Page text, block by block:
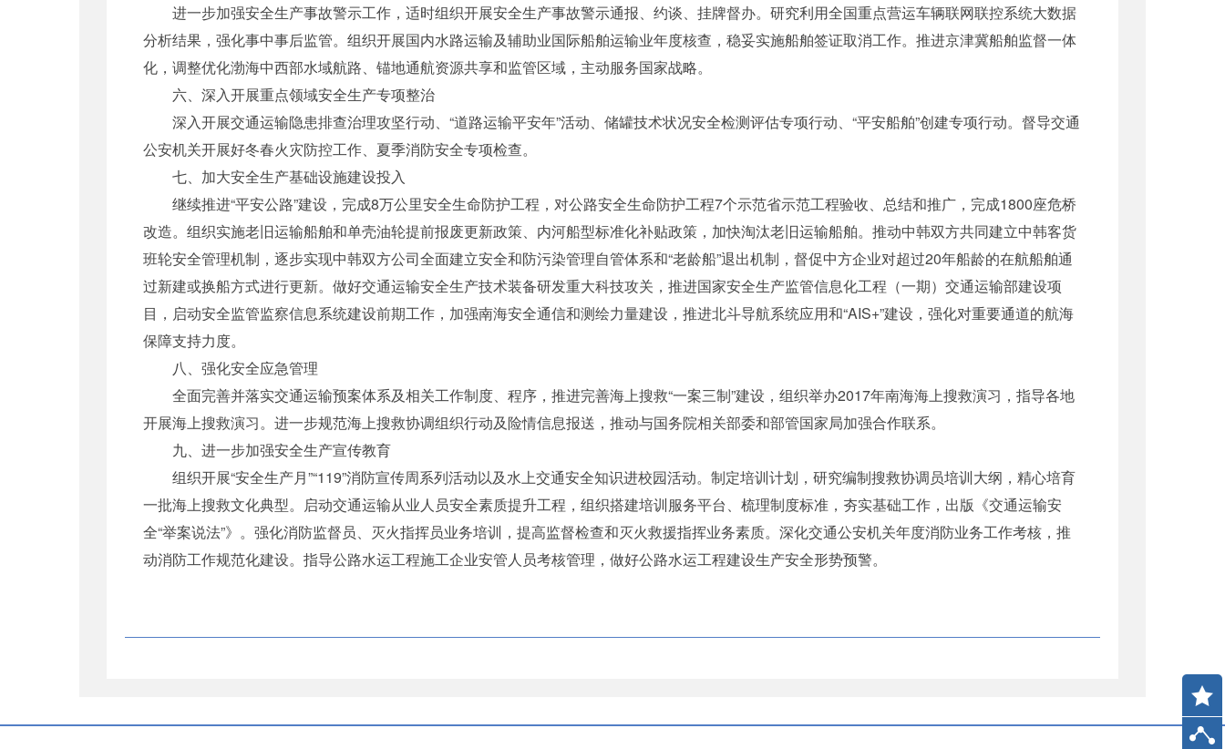
进一步加强安全生产事故警示工作，适时组织开展安全生产事故警示通报、约谈、挂牌督办。研究利用全国重点营运车辆联网联控系统大数据
分析结果，强化事中事后监管。组织开展国内水路运输及辅助业国际船舶运输业年度核查，稳妥实施船舶签证取消工作。推进京津冀船舶监督一体
化，调整优化渤海中西部水域航路、锚地通航资源共享和监管区域，主动服务国家战略。
六、深入开展重点领域安全生产专项整治
深入开展交通运输隐患排查治理攻坚行动、“道路运输平安年”活动、储罐技术状况安全检测评估专项行动、“平安船舶”创建专项行动。督导交通
公安机关开展好冬春火灾防控工作、夏季消防安全专项检查。
七、加大安全生产基础设施建设投入
继续推进“平安公路”建设，完成8万公里安全生命防护工程，对公路安全生命防护工程7个示范省示范工程验收、总结和推广，完成1800座危桥
改造。组织实施老旧运输船舶和单壳油轮提前报废更新政策、内河船型标准化补贴政策，加快淘汰老旧运输船舶。推动中韩双方共同建立中韩客货
班轮安全管理机制，逐步实现中韩双方公司全面建立安全和防污染管理自管体系和“老龄船”退出机制，督促中方企业对超过20年船龄的在航船舶通
过新建或换船方式进行更新。做好交通运输安全生产技术装备研发重大科技攻关，推进国家安全生产监管信息化工程（一期）交通运输部建设项
目，启动安全监管监察信息系统建设前期工作，加强南海安全通信和测绘力量建设，推进北斗导航系统应用和“AIS+”建设，强化对重要通道的航海
保障支持力度。
八、强化安全应急管理
全面完善并落实交通运输预案体系及相关工作制度、程序，推进完善海上搜救“一案三制”建设，组织举办2017年南海海上搜救演习，指导各地
开展海上搜救演习。进一步规范海上搜救协调组织行动及险情信息报送，推动与国务院相关部委和部管国家局加强合作联系。
九、进一步加强安全生产宣传教育
组织开展“安全生产月”“119”消防宣传周系列活动以及水上交通安全知识进校园活动。制定培训计划，研究编制搜救协调员培训大纲，精心培育
一批海上搜救文化典型。启动交通运输从业人员安全素质提升工程，组织搭建培训服务平台、梳理制度标准，夯实基础工作，出版《交通运输安
全“举案说法”》。强化消防监督员、灭火指挥员业务培训，提高监督检查和灭火救援指挥业务素质。深化交通公安机关年度消防业务工作考核，推
动消防工作规范化建设。指导公路水运工程施工企业安管人员考核管理，做好公路水运工程建设生产安全形势预警。